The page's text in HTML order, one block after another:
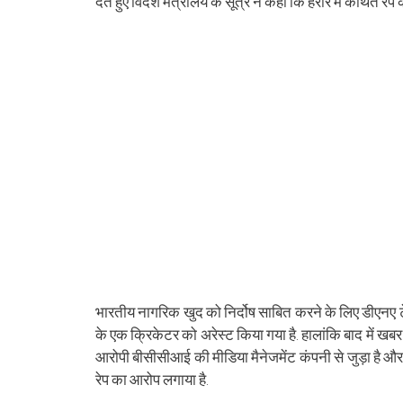
भारतीय नागरिक खुद को निर्दोष साबित करने के लिए
के एक क्रिकेटर को अरेस्ट किया गया है. हालांकि बाद में
आरोपी बीसीसीआई की मीडिया मैनेजमेंट कंपनी से जुड़ा है और
रेप का आरोप लगाया है.